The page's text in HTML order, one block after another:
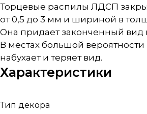
Торцевые распилы ЛДСП
от 0,5 до 3 мм и шириной в
Она придает законченный вид
В местах большой
набухает и теряет вид.
Характеристики
Тип декора